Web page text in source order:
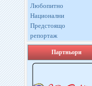
Любопитно
Национални
Предстоящо
репортаж
Партньори